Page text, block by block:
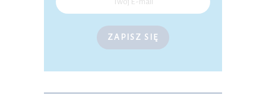
ZAPISZ SIĘ